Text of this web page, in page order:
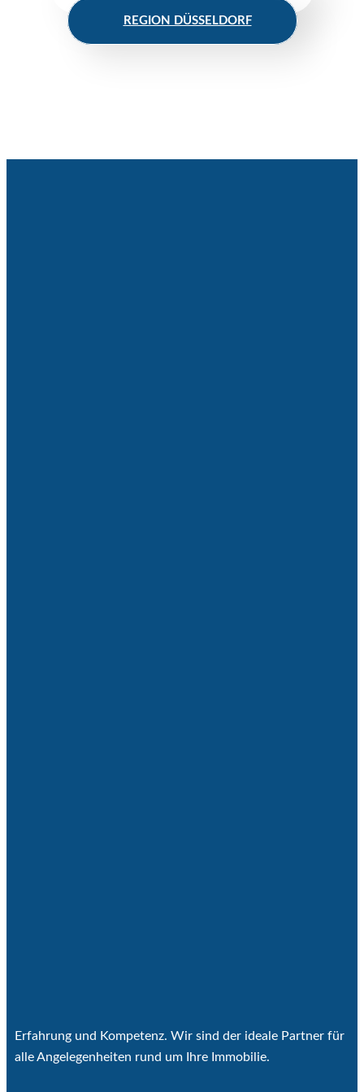
REGION DÜSSELDORF
Erfahrung und Kompetenz. Wir sind der ideale Partner für
alle Angelegenheiten rund um Ihre Immobilie.